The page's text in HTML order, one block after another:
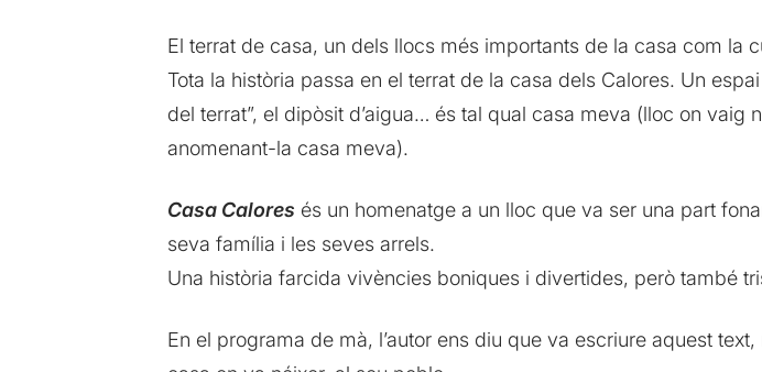
El terrat de casa, un dels llocs més importants de la casa com la
Tota la història passa en el terrat de la casa dels Calores. Un
del terrat”, el dipòsit d’aigua… és tal qual casa meva (lloc on
anomenant-la casa meva).
Casa Calores és un homenatge a un lloc que va ser una part
seva família i les seves arrels.
Una història farcida vivències boniques i divertides, però també
En el programa de mà, l’autor ens diu que va escriure aquest